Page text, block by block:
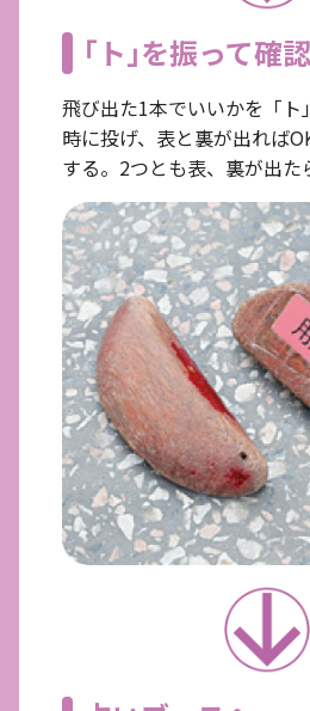
｢ト｣を振って確認
飛び出た1本でいいかを「ト
時に投げ、表と裏が出れば
する。2つとも表、裏が出た